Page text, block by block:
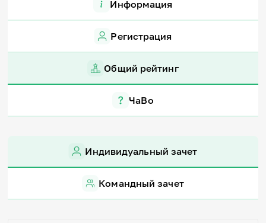
Игры и тренажеры
Знания в тестах
Настолка
Стихи
Школа наставников
IT-урок
Незрячим
Информация
Регистрация
Общий рейтинг
ЧаВо
Индивидуальный зачет
Командный зачет